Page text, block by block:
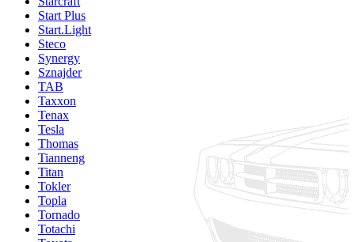
Start Plus
Start.Light
Steco
Synergy
Sznajder
TAB
Taxxon
Tenax
Tesla
Thomas
Tianneng
Titan
Tokler
Topla
Tornado
Totachi